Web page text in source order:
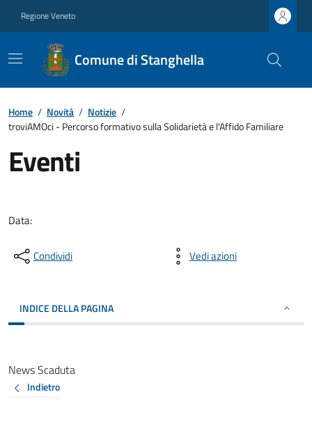
Regione Veneto
Comune di Stanghella
Home / Novità / Notizie /
troviAMOci - Percorso formativo sulla Solidarietà e l'Affido Familiare
Eventi
Data:
Condividi Vedi azioni
INDICE DELLA PAGINA
News Scaduta
Indietro